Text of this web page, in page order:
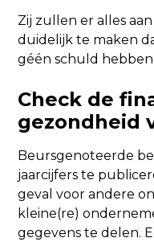
Zij zullen er alles
duidelijk te maken
géén schuld hebben.
Check de
gezondheid
Beursgenoteerde
jaarcijfers te
geval voor andere
kleine(re)
gegevens te delen.